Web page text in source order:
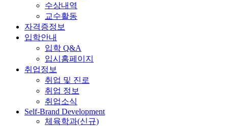
수상내역
교수활동
자격증정보
입학안내
입학 Q&A
입시홈페이지
취업정보
취업 및 진로
취업 정보
취업소식
Self-Brand Development
체육학과(신규)